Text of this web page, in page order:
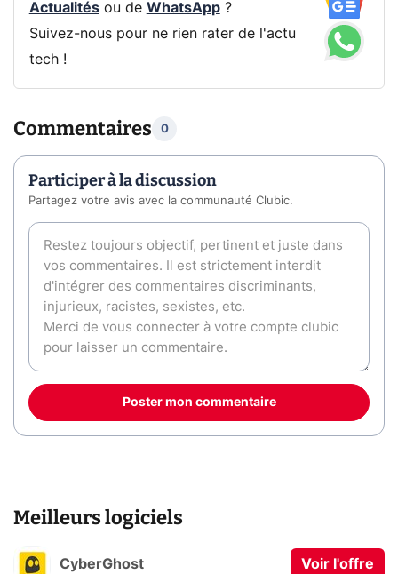
Actualitésou de WhatsApp?
Suivez-nous pour ne rien rater de l'actu
tech !
Commentaires 0
Participer à la discussion
Partagez votre avis avec la communauté Clubic.
Poster mon commentaire
Meilleurs logiciels
CyberGhost Voir l'offre